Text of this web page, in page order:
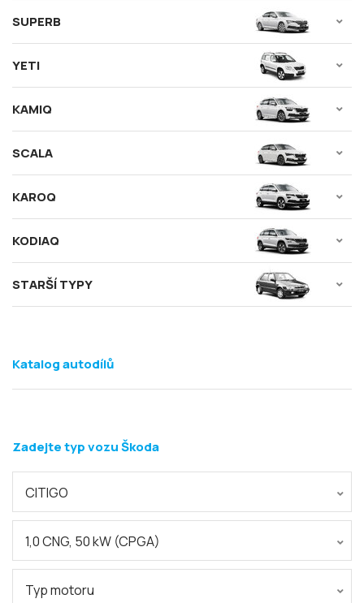
SUPERB
YETI
KAMIQ
SCALA
KAROQ
KODIAQ
STARŠÍ TYPY
Zadejte typ vozu Škoda
CITIGO
1,0 CNG, 50 kW (CPGA)
Typ motoru
Katalog autodílů